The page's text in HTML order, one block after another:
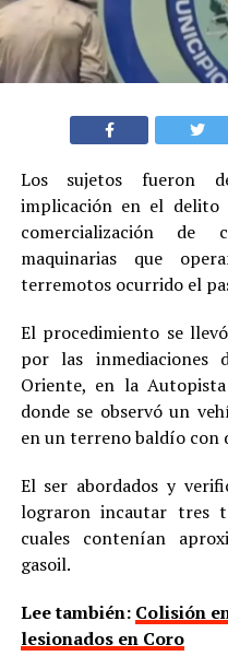
Los sujetos fueron
implicación en el delito
comercialización de
maquinarias que
terremotos ocurrido el
El procedimiento se
por las inmediaciones
Oriente, en la
donde se observó un
en un terreno baldío con
El ser abordados y
lograron incautar tres
cuales contenían
gasoil.
Lee también: Colisión
lesionados en Coro